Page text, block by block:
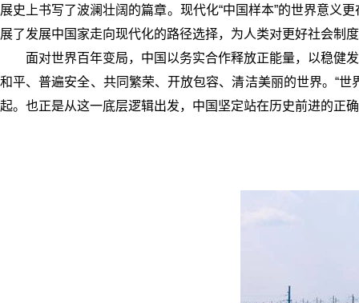
展史上书写了波澜壮阔的篇章。现代化“中国样本”的世界意义
展了发展中国家走向现代化的路径选择，为人类对更好社会制
面对世界百年变局，中国以务实合作释放正能量，以稳健
和平、普遍安全、共同繁荣、开放包容、清洁美丽的世界。“
起。也正是从这一底层逻辑出发，中国坚定站在历史前进的正